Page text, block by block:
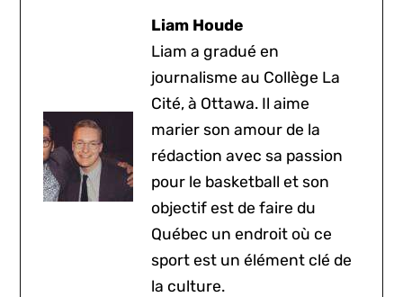
Liam Houde
Liam a gradué en
journalisme au Collège La
Cité, à Ottawa. Il aime
marier son amour de la
rédaction avec sa passion
pour le basketball et son
objectif est de faire du
Québec un endroit où ce
sport est un élément clé de
la culture.